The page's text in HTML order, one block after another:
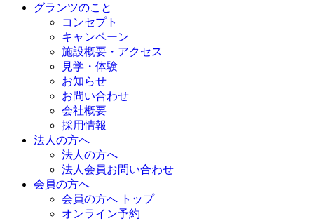
グランツのこと
コンセプト
キャンペーン
施設概要・アクセス
見学・体験
お知らせ
お問い合わせ
会社概要
採用情報
法人の方へ
法人の方へ
法人会員お問い合わせ
会員の方へ
会員の方へ トップ
オンライン予約